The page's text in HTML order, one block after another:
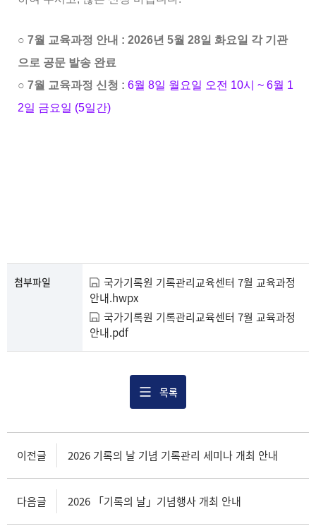
○︎ 7월 교육과정 안내 : 2026년 5월 28일 화요일 각 기관
으로 공문 발송 완료
○︎ 7월 교육과정 신청 : 6월 8일 월요일 오전 10시 ~ 6월 1
2일 금요일 (5일간)
첨부파일
국가기록원 기록관리교육센터 7월 교육과정
안내.hwpx
국가기록원 기록관리교육센터 7월 교육과정
안내.pdf
목록
이전글 2026 기록의 날 기념 기록관리 세미나 개최 안내
다음글 2026 「기록의 날」기념행사 개최 안내